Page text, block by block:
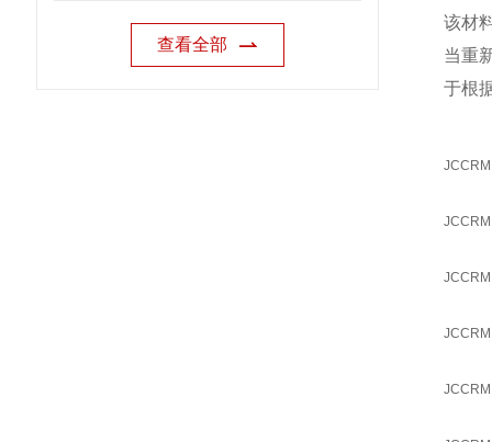
查看全部
该材
当重
于根